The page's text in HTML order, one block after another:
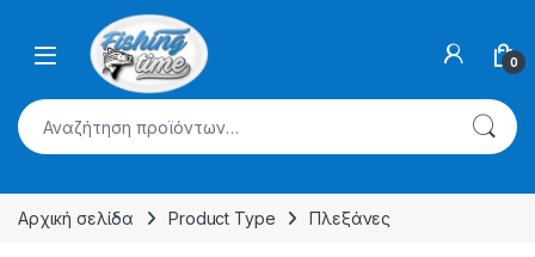
Skip to navigation
0
Αναζήτηση για:
Αρχική σελίδα Product Type Πλεξάνες